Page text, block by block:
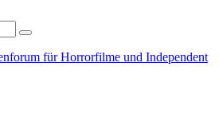
für Horrorfilme und Independent